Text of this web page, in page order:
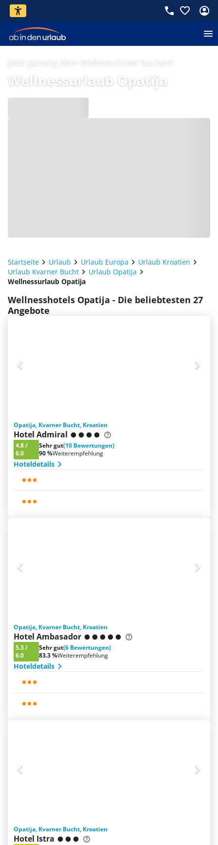
Jetzt günstig dein Wellnesshotel buchen!
Wellnessurlaub Opatija
Startseite Urlaub Urlaub Europa
Urlaub Kroatien
Urlaub Kvarner Bucht
Urlaub Opatija
Wellnessurlaub Opatija
Wellnesshotels Opatija - Die beliebtesten 27
Angebote
Opatija, Kvarner Bucht, Kroatien
Hotel Admiral
4.8/
6.0
Sehr gut(10 Bewertungen)
90 %Weiterempfehlung
Hoteldetails
Opatija, Kvarner Bucht, Kroatien
Hotel Ambasador
5.3/
6.0
Sehr gut(6 Bewertungen)
83.3 %Weiterempfehlung
Hoteldetails
Opatija, Kvarner Bucht, Kroatien
Hotel Istra